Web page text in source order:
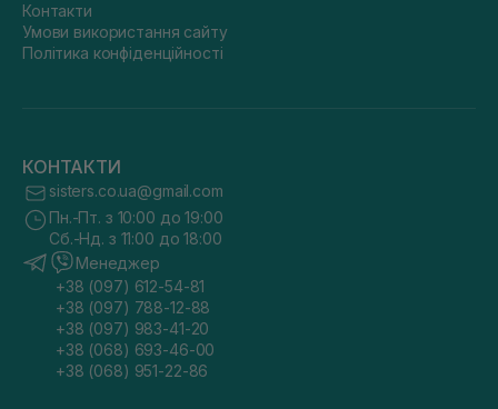
Контакти
Умови використання сайту
Політика конфіденційності
КОНТАКТИ
sisters.co.ua@gmail.com
Пн.-Пт. з 10:00 до 19:00
Сб.-Нд. з 11:00 до 18:00
Менеджер
+38 (097) 612-54-81
+38 (097) 788-12-88
+38 (097) 983-41-20
+38 (068) 693-46-00
+38 (068) 951-22-86